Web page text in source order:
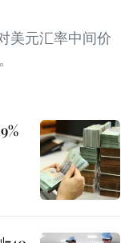
美元汇率中间价